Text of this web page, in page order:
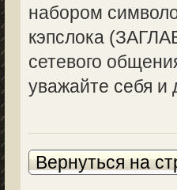
набором
кэпслока
сетевого
уважайте себя и
Вернуться на